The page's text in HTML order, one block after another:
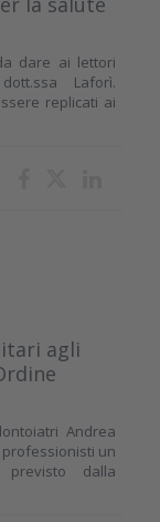
dare ai lettori
Laforì.
replicati ai
agli
Andrea
un
previsto dalla